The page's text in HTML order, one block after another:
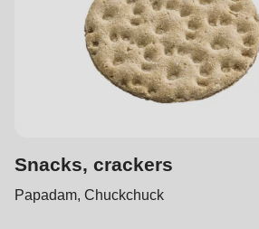
Snacks, crackers
Papadam, Chuckchuck